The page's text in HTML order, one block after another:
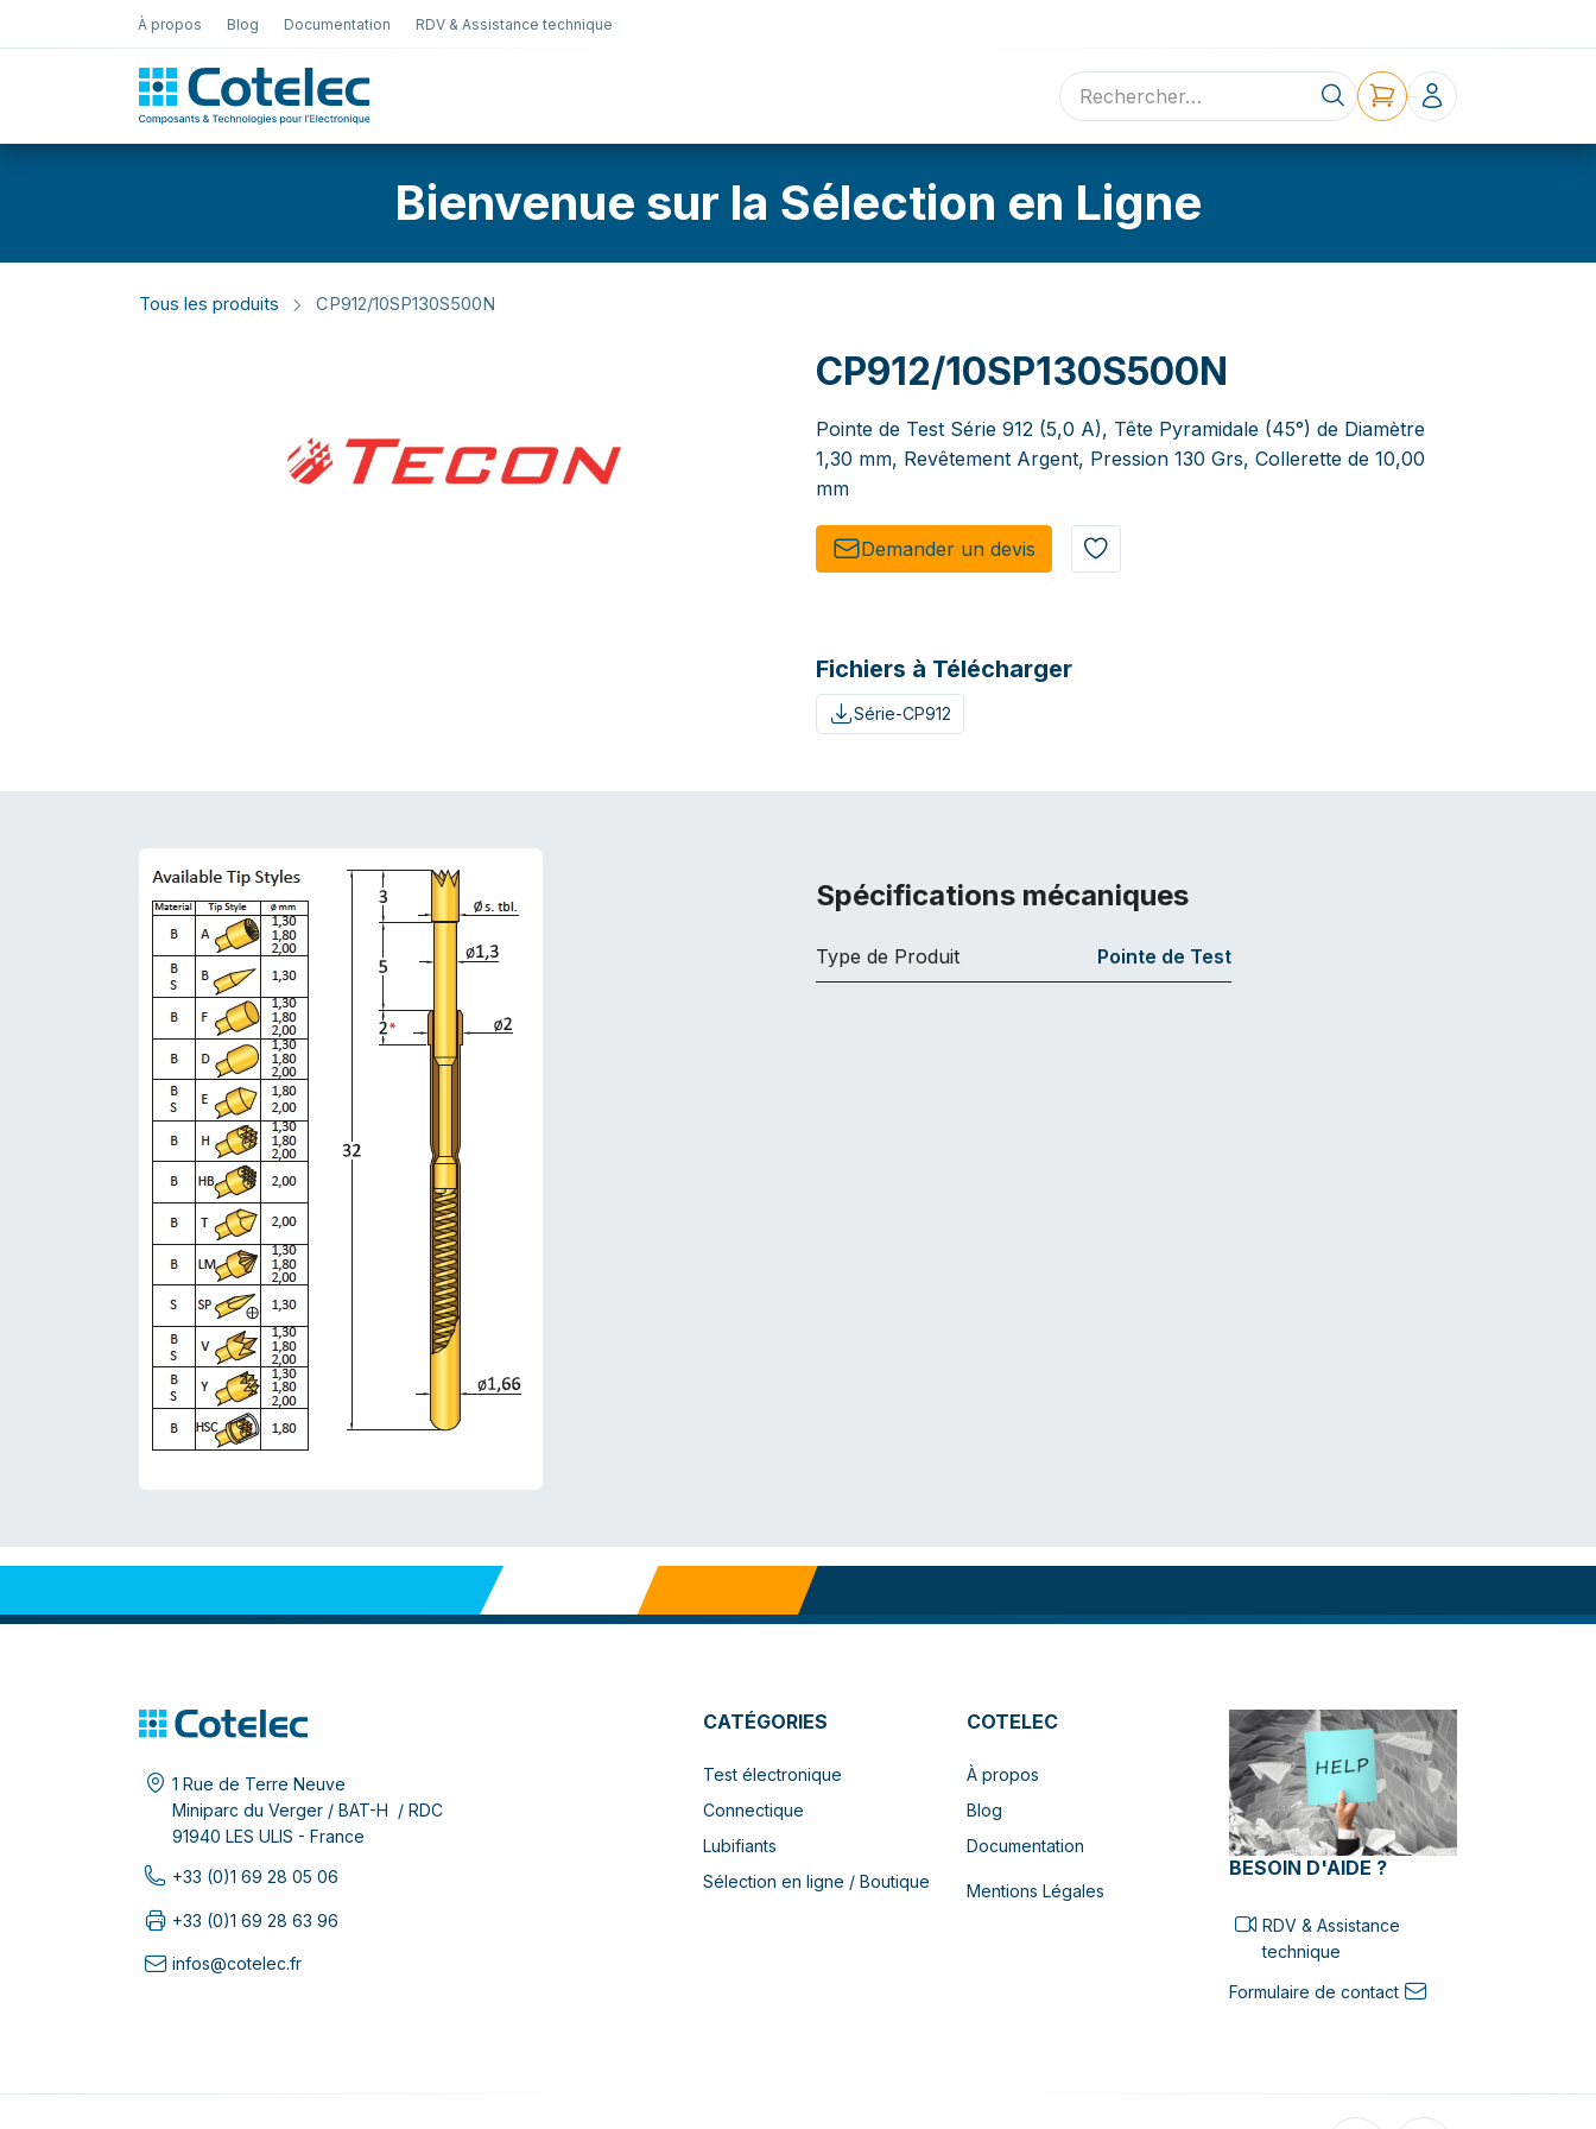
À propos Blog Documentation RDV & Assistance technique
Sélection en ligne Contact
Bienvenue sur la Sélection en Ligne
Tous les produits CP912/10SP130S500N
CP912/10SP130S500N
Pointe de Test Série 912 (5,0 A), Tête Pyramidale (45°) de Diamètre
1,30 mm, Revêtement Argent, Pression 130 Grs, Collerette de 10,00
mm
Demander un de​​vis​​
Fichiers à Télécharger
Série-CP912
Spécifications mécaniques
Type de Produit Pointe de Test
1 Rue de Terre Neuve
Miniparc du Verger / BAT-H / RDC
91940 LES ULIS - France
+33 (0)1 69 28 05 06
+33 (0)1 69 28 63 96
infos@cotelec.fr
CATÉGORIES
Test électronique
Connectique
Lubifiants
Sélection en ligne / Boutique
COTELEC
À propos
Blog
Documentation
Mentions Légales
BESOIN D'AIDE ?
RDV & Assistance
technique
Formulaire de contact